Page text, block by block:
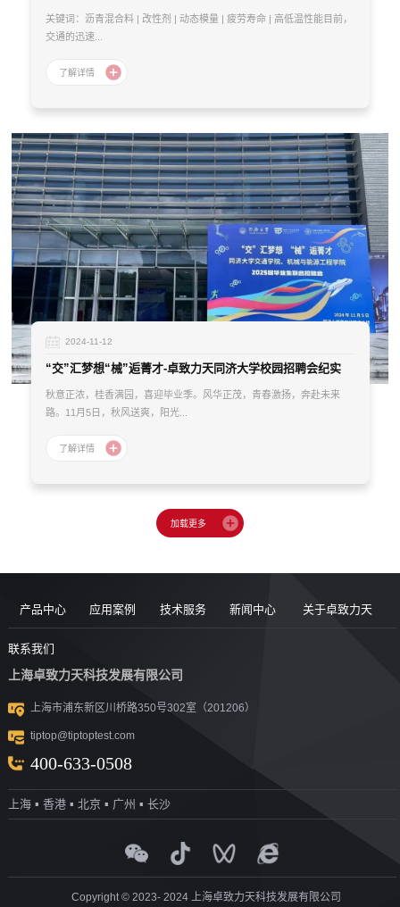
关键词：沥青混合料 | 改性剂 | 动态模量 | 疲劳寿命 | 高低温性能目前，
交通的迅速...
2024-11-12
“交”汇梦想“械”逅菁才-卓致力天同济大学校园招聘会纪实
秋意正浓，桂香满园，喜迎毕业季。风华正茂，青春激扬，奔赴未来
路。11月5日，秋风送爽，阳光...
产品中心
道路现场检
测设备
沥青/沥青胶
结料测试设
沥青混合料
设备
岩石力学测
试设备
集料/水泥/混
应用案例
视频
技术服务
团队风采
UTM升级
技术答疑
新闻中心 关于卓致力天
合作伙伴
联系我们
上海卓致力天科技发展有限公司
上海市浦东新区川桥路350号302室（201206）
tiptop@tiptoptest.com
400-633-0508
上海 ▪ 香港 ▪ 北京 ▪ 广州 ▪ 长沙
Copyright © 2023- 2024 上海卓致力天科技发展有限公司